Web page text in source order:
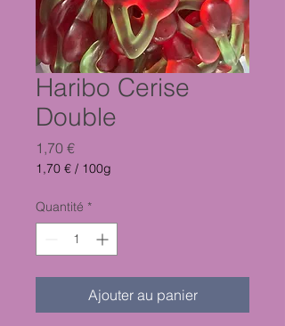
Haribo Cerise
Double
1,70 €Prix
1,70 € / 100g
pour
100
Grammes
Quantité *
Ajouter au panier